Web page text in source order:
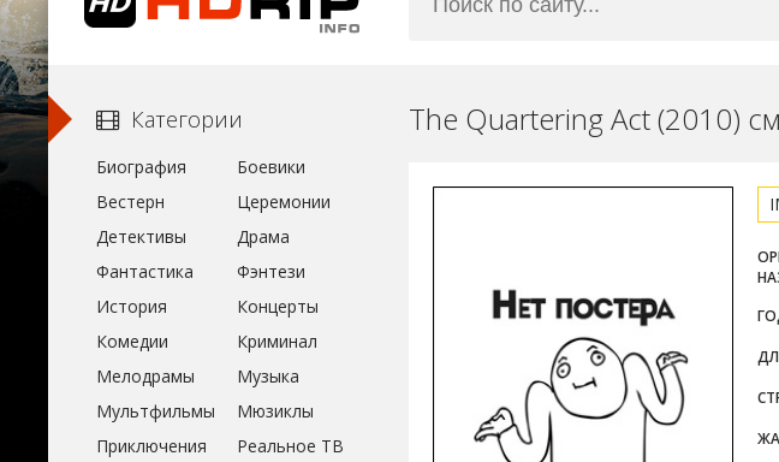
The Quartering Act (2010)
Категории
Биография
Боевики
Вестерн
Церемонии
Детективы
Драма
Фантастика
Фэнтези
История
Концерты
Комедии
Криминал
Мелодрамы
Музыка
Мультфильмы
Мюзиклы
Приключения
Реальное ТВ